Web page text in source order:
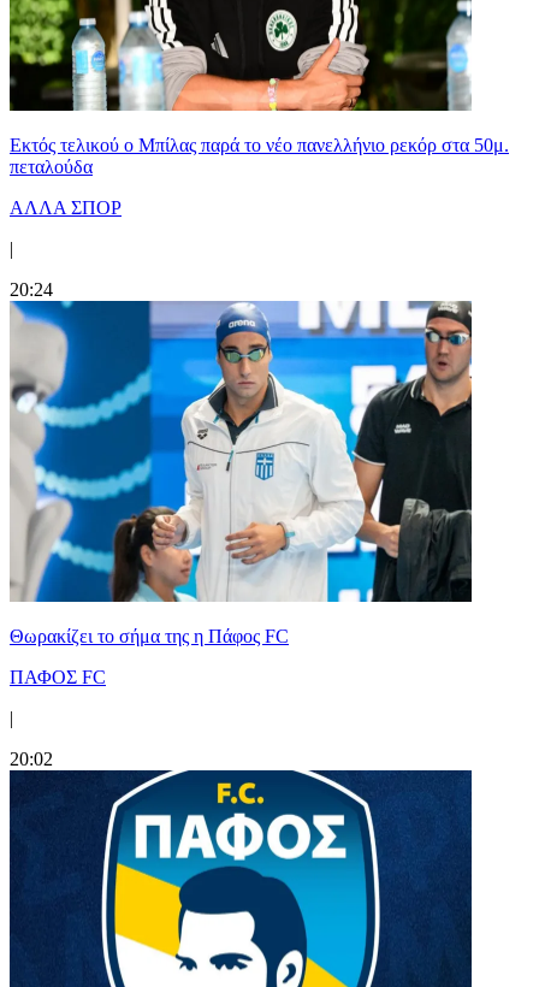
Εκτός τελικού ο Μπίλας παρά το νέο πανελλήνιο ρεκόρ στα 50μ.
πεταλούδα
ΑΛΛΑ ΣΠΟΡ
|
20:24
Θωρακίζει το σήμα της η Πάφος FC
ΠΑΦΟΣ FC
|
20:02